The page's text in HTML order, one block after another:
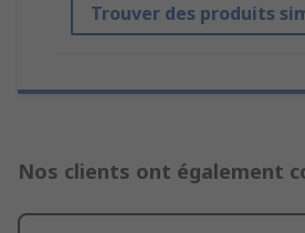
Trouver des produits
Nos clients ont également